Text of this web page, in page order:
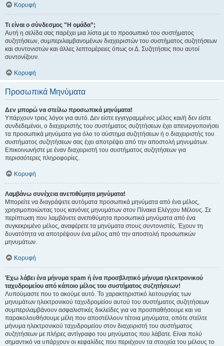
Κορυφή
Τι είναι ο σύνδεσμος "Η ομάδα”;
Αυτή η σελίδα σας παρέχει μια λίστα με το προσωπικό του συστήματος
συζητήσεων, συμπεριλαμβανομένων διαχειριστών του συστήματος συζητήσεων
και συντονιστών και άλλες λεπτομέρειες όπως οι Δ. Συζητήσεις που αυτοί
συντονίζουν.
Κορυφή
Προσωπικά Μηνύματα
Δεν μπορώ να στείλω προσωπικά μηνύματα!
Υπάρχουν τρεις λόγοι για αυτό. Δεν είστε εγγεγραμμένος μέλος και/ή δεν είστε
συνδεδεμένοι, ο διαχειριστής του συστήματος συζητήσεων έχει απενεργοποιήσει
τα προσωπικά μηνύματα για όλο το σύστημα συζητήσεων ή ο διαχειριστής του
συστήματος συζητήσεων σας έχει αποτρέψει από την αποστολή μηνυμάτων.
Επικοινωνήστε με έναν διαχειριστή του συστήματος συζητήσεων για
περισσότερες πληροφορίες.
Κορυφή
Λαμβάνω συνέχεια ανεπιθύμητα μηνύματα!
Μπορείτε να διαγράψετε αυτόματα προσωπικά μηνύματα από ένα μέλος,
χρησιμοποιώντας τους κανόνες μηνυμάτων στον Πίνακα Ελέγχου Μέλους. Σε
περίπτωση που λαμβάνετε ανεπιθύμητα προσωπικά μηνύματα από ένα
συγκεκριμένο μέλος, αναφέρετε τα μηνύματα στους συντονιστές. Έχουν τη
δυνατότητα να αποτρέψουν ένα μέλος από την αποστολή προσωπικών
μηνυμάτων.
Κορυφή
Έχω λάβει ένα μήνυμα spam ή ένα προσβλητικό μήνυμα ηλεκτρονικού
ταχυδρομείου από κάποιο μέλος του συστήματος συζητήσεων!
Λυπούμαστε που το ακούμε αυτό. Το χαρακτηριστικό λειτουργίας των
μηνυμάτων ηλεκτρονικού ταχυδρομείου αυτού του συστήματος συζητήσεων
συμπεριλαμβάνουν ασφαλιστικές δικλείδες για να προσπαθήσουμε και να
παρακολουθήσουμε μέλη που αποστέλλουν τέτοια μηνύματα, οπότε στείλτε
μήνυμα ηλεκτρονικού ταχυδρομείου στον διαχειριστή του συστήματος
συζητήσεων με πλήρες αντίγραφο του μηνύματος που λάβατε. Είναι πολύ
σημαντικό να υπάρχουν οι κεφαλίδες που περιέχουν τα στοιχεία του μέλους το